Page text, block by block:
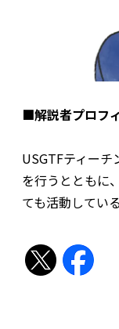
■解説者プロフ
USGTFティー
を行うとともに
ても活動している